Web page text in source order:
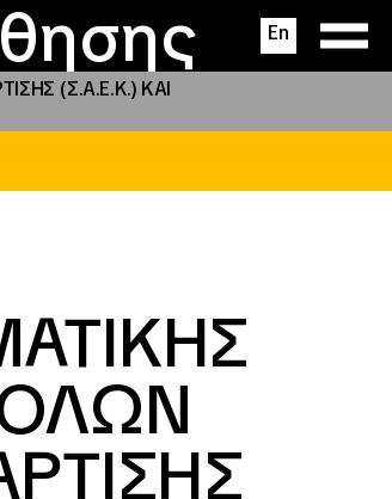
En
(Σ.Α.Ε.Κ.) ΚΑΙ